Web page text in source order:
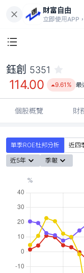
財富自由
立即使用APP
鈺創 5351
114.00 9.61% 最
個股概覽 財
單季ROE杜邦分析
近四
近5年
季報